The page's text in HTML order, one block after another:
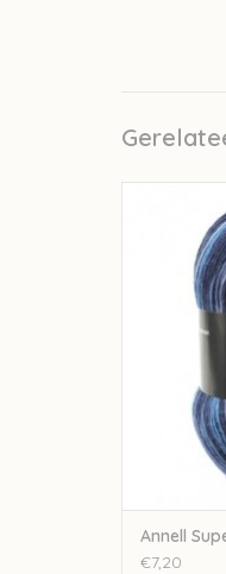
Annell
Annell
€7,20